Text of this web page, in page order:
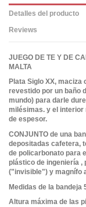
Detalles del producto
Reviews
JUEGO DE TE Y DE
MALTA
Plata Siglo XX, maciza
revestido por un baño
mundo) para darle
milésimas. y el interior
de espesor.
CONJUNTO de una
depositadas cafetera,
de policarbonato para
plástico de ingeniería
("invisible") y magnífo
Medidas de la bandeja
Altura máxima de las